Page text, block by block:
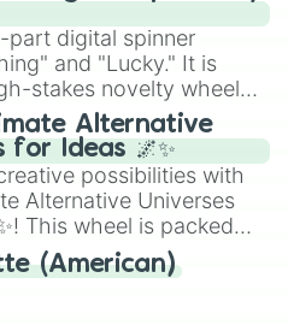
Idea for use:
night a twist by using
random starting letter
or spin it multiple times
that players must
part digital spinner
and "Lucky." It is
stakes novelty wheel
against brutal odds.
Alternative
for Ideas 🌌✨
possibilities with
Alternative Universes
This wheel is packed
and imaginative
scenarios, from Samurai
AU to Zombie
(American)